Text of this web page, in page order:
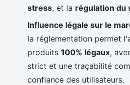
stress, et la régulation du
Influence légale sur le
la réglementation permet
produits 100% légaux,
strict et une traçabilité
confiance des utilisateurs.